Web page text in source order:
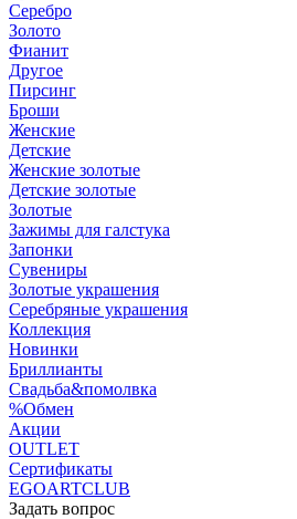
Серебро
Золото
Фианит
Другое
Пирсинг
Броши
Женские
Детские
Женские золотые
Детские золотые
Золотые
Зажимы для галстука
Запонки
Сувениры
Золотые украшения
Серебряные украшения
Коллекция
Новинки
Бриллианты
Свадьба&помолвка
%Обмен
Акции
OUTLET
Сертификаты
EGOARTCLUB
Задать вопрос